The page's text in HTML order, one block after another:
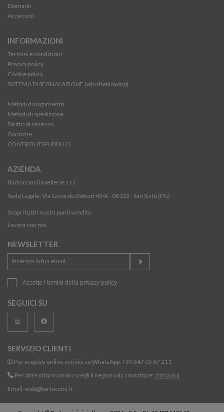
Diamanti
Accessori
INFORMAZIONI
Termini e condizioni
Privacy policy
Cookie policy
SISTEMA DI SEGNALAZIONE (whistleblowing)
Metodi di pagamento
Metodi di spedizione
Diritto di recesso
Garanzie
CONTRIBUTI PUBBLICI
AZIENDA
Bartoccini Gioiellerie s.r.l.
Sede Legale: Via Gerardo Dottori 45/A - 06132 - San Sisto (PG)
Scopri tutti i nostri punti vendita
Lavora con noi
NEWSLETTER
Accetto i temini della privacy policy
SEGUICI SU
SERVIZIO CLIENTI
Per acquisti online scrivici su WhatsApp: +39 347 05 67 211
Per altre informazioni scegli il negozio da contattare: clicca qui
Email: web@bartoccini.it